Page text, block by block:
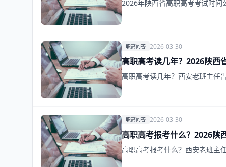
2026年陕西省高职高考考试时
职高问答 2026-03-30
高职高考读几年？2026陕西
高职高考读几年？西安老班主任
职高问答 2026-03-30
高职高考报考什么？2026陕
高职高考报考什么？西安老班主